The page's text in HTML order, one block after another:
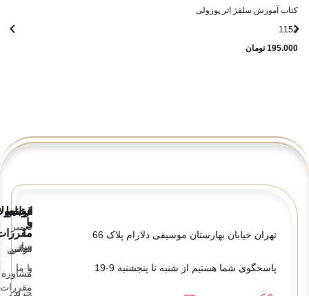
کتاب آموزش سلفژ اثر پوزولی
1152
195.000 تومان
تهران خیابان بهارستان موسیقی دلارام پلاک 66
پاسخگوی شما هستیم از شنبه تا پنجشنبه 9-19
تعمیر
ساز
مشاوره
خرید
قوانین
و
قوانین
و
مقررات
ارتباط
با
ما
تماس
با ما